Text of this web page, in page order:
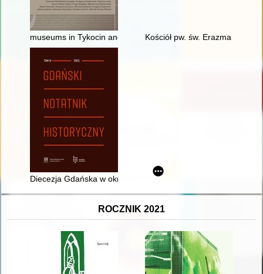
museums in Tykocin and Włodawa as institutions shaping
Kościół pw. św. Erazma w
Diecezja Gdańska w okresie komunizmu (1945-1989) -
ROCZNIK 2021